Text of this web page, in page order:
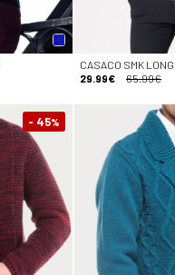
CASACO SMK
29.99€
65.99€
- 45%